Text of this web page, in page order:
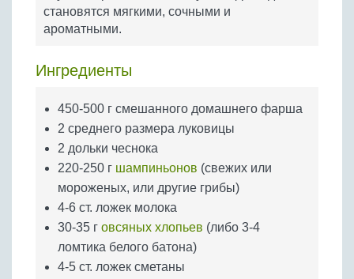
Бобовые
Яйца
становятся мягкими, сочными и
ароматными.
Ингредиенты
450-500 г смешанного домашнего фарша
2 среднего размера луковицы
2 дольки чеснока
220-250 г шампиньонов (свежих или
мороженых, или другие грибы)
4-6 ст. ложек молока
30-35 г овсяных хлопьев (либо 3-4
ломтика белого батона)
4-5 ст. ложек сметаны